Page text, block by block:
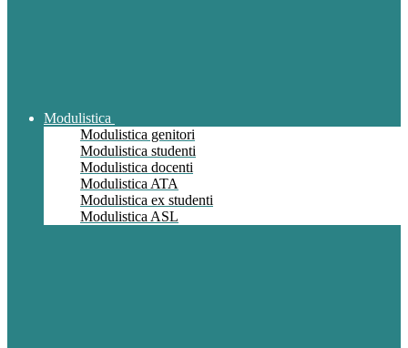
Modulistica
Modulistica genitori
Modulistica studenti
Modulistica docenti
Modulistica ATA
Modulistica ex studenti
Modulistica ASL